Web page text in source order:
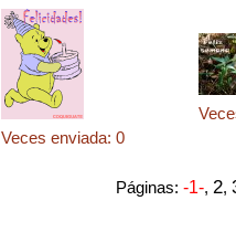
Veces enviada: 0
Páginas: -1-, 2,